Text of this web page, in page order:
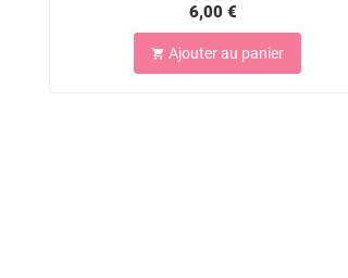
6,00 €
 Ajouter au panier